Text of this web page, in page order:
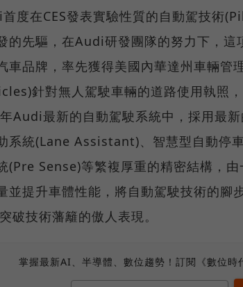
度在CES發表實驗性質的自動駕技術
的先驅，在Audi研發團隊的努力下，這
車品牌，率先獲得美國內華達州車輛
針對無人駕駛車輛的道路使用執照
Audi最新的自動駕駛系統中，採用最
系統(Lane Assistant)、智慧型自動停
(Pre Sense)等繁複厚重的精密結構，
並提升車體性能，將自動駕駛技術的腳
破技術藩籬的傲人表現。
掌握最新AI、半導體、數位趨勢！訂閱《數位時